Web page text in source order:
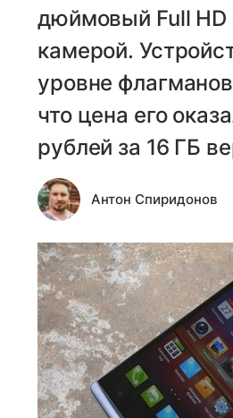
дюймовый Full
камерой.
уровне
что цена его
рублей за 16 ГБ
Антон Спиридонов